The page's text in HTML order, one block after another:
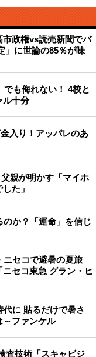
市政権vs読売新聞でバ
」に世論の85％が味
でも侮れない！ 4校と
ル十分
入り！アッパレのあ
親が明かす「マイホ
た」
か？「運命」を信じ
セコで避暑の夏旅
セコ東急 グラン・ヒ
に 貼るだけで暑さ
～ファンケル
査技術「スキャビジ